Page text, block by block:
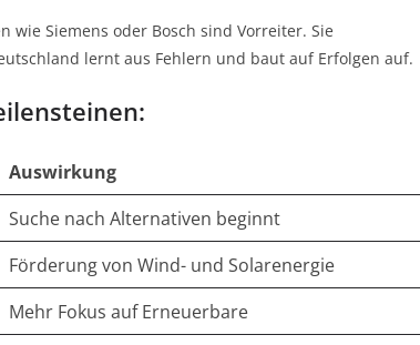
wie Siemens oder Bosch sind Vorreiter. Sie
lernt aus Fehlern und baut auf Erfolgen auf.
Auswirkung
Suche nach Alternativen beginnt
Förderung von Wind- und Solarenergie
Mehr Fokus auf Erneuerbare